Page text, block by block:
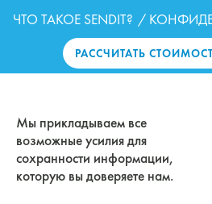
ЧТО ТАКОЕ SENDIT? /
РАССЧИТАТЬ
Мы прикладываем все
возможные усилия для
сохранности информации,
которую вы доверяете нам.